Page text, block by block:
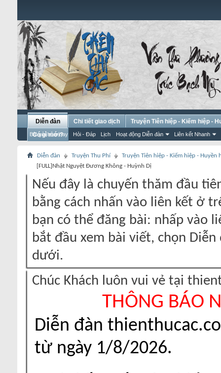
Diễn đàn
Bài gửi hôm nay Hỏi - Đáp Lịch Hoạt động Diễn đàn Liên kết Nhanh
Chi tiết giao dịch
Truyện Tiên hiệp - Kiếm hiệp -
Có gì mới?
Diễn đàn Truyện Thu Phí
Truyện Tiên hiệp - Kiếm hiệp - Huyền
[FULL]Nhật Nguyệt Đương Không - Huỳnh Dị
Nếu đây là chuyến thăm đầu
bằng cách nhấn vào liên kết ở
bạn có thể đăng bài: nhấp vào
bắt đầu xem bài viết, chọn
dưới.
Chúc Khách luôn vui vẻ tại
THÔNG BÁO
Diễn đàn
từ ngày 1/8/2026.